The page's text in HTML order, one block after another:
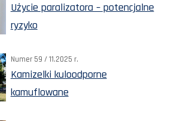
Użycie paralizatora – potencjalne
ryzyko
Numer 59 / 11.2025 r.
Kamizelki kuloodporne
kamuflowane